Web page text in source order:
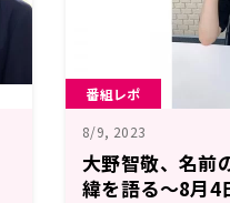
番組レポ
8/9, 2023
大野智敬、名前
緯を語る～8月4